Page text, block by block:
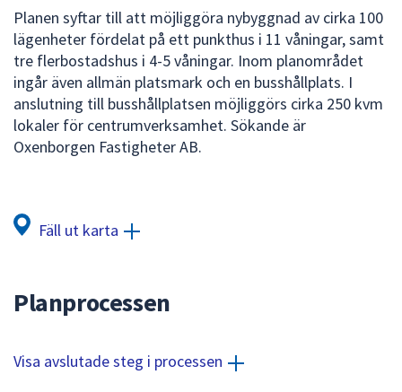
under
fältet.
Använd
piltangenterna
för
att
Planen syftar till att möjliggöra nybyggnad av cirka 100
lägenheter fördelat på ett punkthus i 11 våningar, samt
tre flerbostadshus i 4-5 våningar. Inom planområdet
ingår även allmän platsmark och en busshållplats. I
anslutning till busshållplatsen möjliggörs cirka 250 kvm
lokaler för centrumverksamhet. Sökande är
Oxenborgen Fastigheter AB.
Fäll ut karta
Planprocessen
Visa avslutade steg i processen